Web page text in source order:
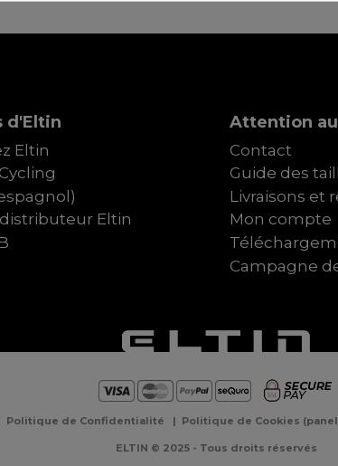
d'Eltin
Eltin
Eltin
Attention
Contact
Guide des
Livraisons et
Mon compte
Campagne
Politique de Confidentialité | Politique de Cookies (panel
ELTIN © 2025 - Tous droits réservés